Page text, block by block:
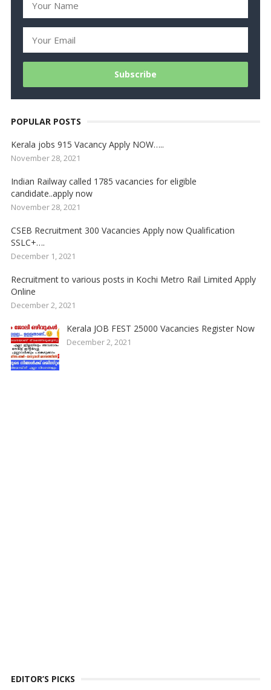
POPULAR POSTS
Kerala jobs 915 Vacancy Apply NOW…..
November 28, 2021
Indian Railway called 1785 vacancies for eligible
candidate..apply now
November 28, 2021
CSEB Recruitment 300 Vacancies Apply now Qualification
SSLC+….
December 1, 2021
Recruitment to various posts in Kochi Metro Rail Limited Apply
Online
December 2, 2021
Kerala JOB FEST 25000 Vacancies Register Now
December 2, 2021
EDITOR’S PICKS